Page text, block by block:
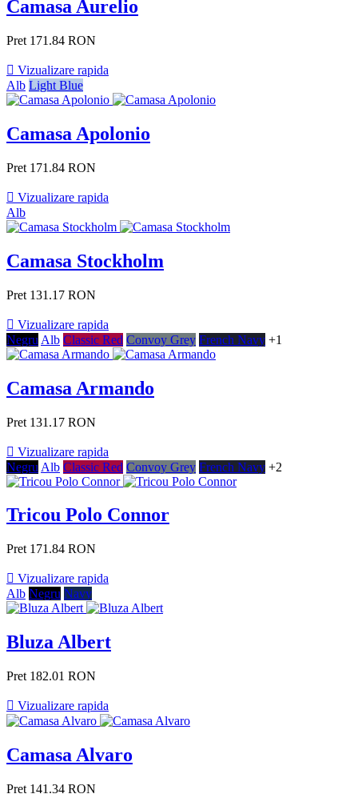
Camasa Aurelio
Pret 171.84 RON
 Vizualizare rapida
Alb Light Blue
Camasa Apolonio
Pret 171.84 RON
 Vizualizare rapida
Alb
Camasa Stockholm
Pret 131.17 RON
 Vizualizare rapida
Negru Alb Classic Red Convoy Grey French Navy +1
Camasa Armando
Pret 131.17 RON
 Vizualizare rapida
Negru Alb Classic Red Convoy Grey French Navy +2
Tricou Polo Connor
Pret 171.84 RON
 Vizualizare rapida
Alb Negru Navy
Bluza Albert
Pret 182.01 RON
 Vizualizare rapida
Camasa Alvaro
Pret 141.34 RON